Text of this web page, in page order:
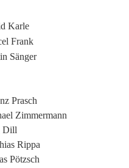
Karle
Frank
Sänger
Prasch
Zimmermann
Dill
Rippa
Pötzsch